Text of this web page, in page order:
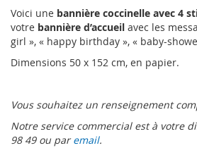
Voici une bannière coccinelle avec 4
votre bannière d’accueil avec les
girl », « happy birthday », « baby-
Dimensions 50 x 152 cm, en papier.
Vous souhaitez un renseignement
Notre service commercial est à votre
98 49 ou paremail.